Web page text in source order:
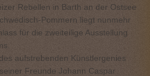
Rebellen in Barth an der Ostsee
Pommern liegt nunmehr
für die zweiteilige Ausstellung
aufstrebenden Künstlergenies
Freunde Johann Caspar